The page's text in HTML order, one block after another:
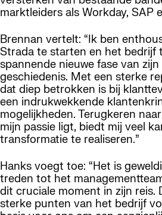
marktleiders als Workday, SAP
Brennan vertelt: “Ik ben
Strada te starten en het bedrijf
spannende nieuwe fase van
geschiedenis. Met een sterke
dat diep betrokken is bij
een indrukwekkende
mogelijkheden. Terugkeren
mijn passie ligt, biedt mij veel
transformatie te realiseren.”
Hanks voegt toe: “Het is
treden tot het
dit cruciale moment in zijn reis.
sterke punten van het bedrijf